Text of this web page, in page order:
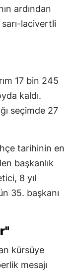
ardından
lacivertli
17 bin 245
kaldı.
seçimde 27
tarihinin en
başkanlık
8 yıl
35. başkanı
kürsüye
mesajı